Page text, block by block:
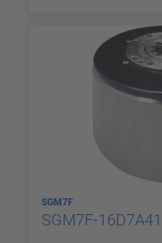
SGM7F
SGM7F-16D7A41